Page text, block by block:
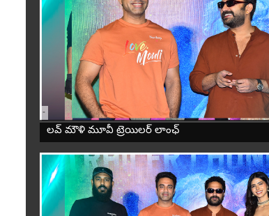
-
లవ్ మౌళి మూవీ ట్రెయిలర్ లాంఛ్